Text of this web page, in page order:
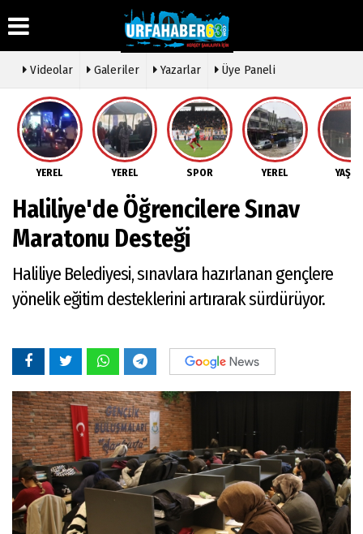
Üye Paneli
Haber
Arşivi
Arşivi
Günün
Haberleri
Hava
Durumu
Gazete
Anketler
Biyografiler
Köşe
Yazarları
Video
Foto
Galeri
Künye
İletişim
Çerez
Gizlilik
Videolar Galeriler Yazarlar Üye Paneli
YEREL YEREL SPOR YEREL
Haliliye'de Öğrencilere Sınav
Maratonu Desteği
Haliliye Belediyesi, sınavlara hazırlanan gençlere
yönelik eğitim desteklerini artırarak sürdürüyor.